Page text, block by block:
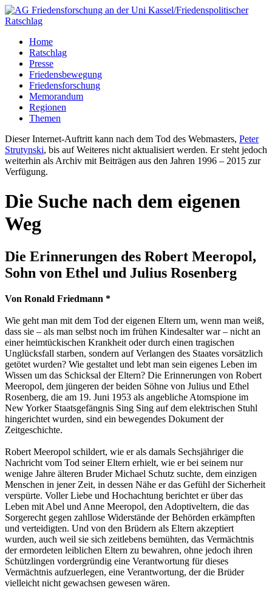
Home
Ratschlag
Presse
Friedensbewegung
Friedensforschung
Memorandum
Regionen
Themen
Dieser Internet-Auftritt kann nach dem Tod des Webmasters, Peter
Strutynski, bis auf Weiteres nicht aktualisiert werden. Er steht jedoch
weiterhin als Archiv mit Beiträgen aus den Jahren 1996 – 2015 zur
Verfügung.
Die Suche nach dem eigenen
Weg
Die Erinnerungen des Robert Meeropol,
Sohn von Ethel und Julius Rosenberg
Von Ronald Friedmann *
Wie geht man mit dem Tod der eigenen Eltern um, wenn man weiß,
dass sie – als man selbst noch im frühen Kindesalter war – nicht an
einer heimtückischen Krankheit oder durch einen tragischen
Unglücksfall starben, sondern auf Verlangen des Staates vorsätzlich
getötet wurden? Wie gestaltet und lebt man sein eigenes Leben im
Wissen um das Schicksal der Eltern? Die Erinnerungen von Robert
Meeropol, dem jüngeren der beiden Söhne von Julius und Ethel
Rosenberg, die am 19. Juni 1953 als angebliche Atomspione im
New Yorker Staatsgefängnis Sing Sing auf dem elektrischen Stuhl
hingerichtet wurden, sind ein bewegendes Dokument der
Zeitgeschichte.
Robert Meeropol schildert, wie er als damals Sechsjähriger die
Nachricht vom Tod seiner Eltern erhielt, wie er bei seinem nur
wenige Jahre älteren Bruder Michael Schutz suchte, dem einzigen
Menschen in jener Zeit, in dessen Nähe er das Gefühl der Sicherheit
verspürte. Voller Liebe und Hochachtung berichtet er über das
Leben mit Abel und Anne Meeropol, den Adoptiveltern, die das
Sorgerecht gegen zahllose Widerstände der Behörden erkämpften
und verteidigten. Und von den Brüdern als Eltern akzeptiert
wurden, auch weil sie sich zeitlebens bemühten, das Vermächtnis
der ermordeten leiblichen Eltern zu bewahren, ohne jedoch ihren
Schützlingen vordergründig eine Verantwortung für dieses
Vermächtnis aufzuerlegen, eine Verantwortung, der die Brüder
vielleicht nicht gewachsen gewesen wären.